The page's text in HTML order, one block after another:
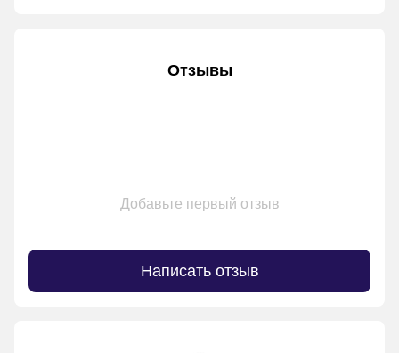
Отзывы
Добавьте первый отзыв
Написать отзыв